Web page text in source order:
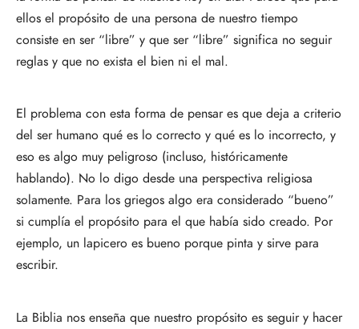
ellos el propósito de una persona de nuestro tiempo
consiste en ser “libre” y que ser “libre” significa no seguir
reglas y que no exista el bien ni el mal.
El problema con esta forma de pensar es que deja a criterio
del ser humano qué es lo correcto y qué es lo incorrecto, y
eso es algo muy peligroso (incluso, históricamente
hablando). No lo digo desde una perspectiva religiosa
solamente. Para los griegos algo era considerado “bueno”
si cumplía el propósito para el que había sido creado. Por
ejemplo, un lapicero es bueno porque pinta y sirve para
escribir.
La Biblia nos enseña que nuestro propósito es seguir y hacer